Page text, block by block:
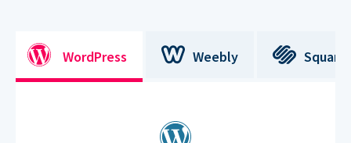
WordPress Weebly